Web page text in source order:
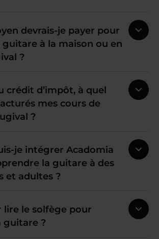
devrais-je payer pour
guitare à la maison ou en
?
crédit d’impôt, à quel
mes cours de
?
je intégrer Acadomia
la guitare à des
et adultes ?
lire le solfège pour
guitare ?